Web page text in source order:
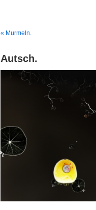
« Murmeln.
Autsch.